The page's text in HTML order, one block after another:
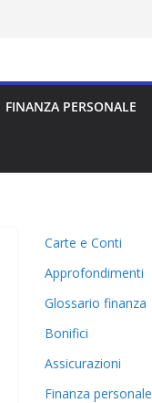
FINANZA PERSONALE
Carte e Conti
Approfondimenti
Glossario finanza
Bonifici
Assicurazioni
Finanza personale